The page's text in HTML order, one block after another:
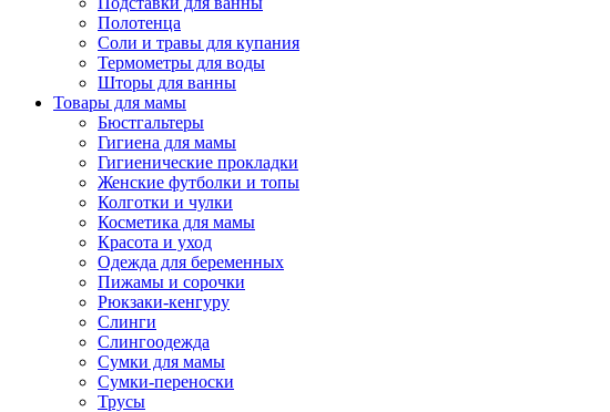
Полотенца
Соли и травы для купания
Термометры для воды
Шторы для ванны
Товары для мамы
Бюстгальтеры
Гигиена для мамы
Гигиенические прокладки
Женские футболки и топы
Колготки и чулки
Косметика для мамы
Красота и уход
Одежда для беременных
Пижамы и сорочки
Рюкзаки-кенгуру
Слинги
Слингоодежда
Сумки для мамы
Сумки-переноски
Трусы